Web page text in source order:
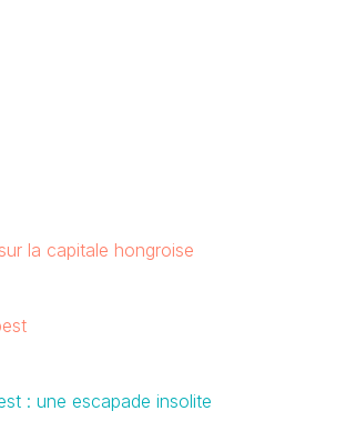
la capitale hongroise
: une escapade insolite